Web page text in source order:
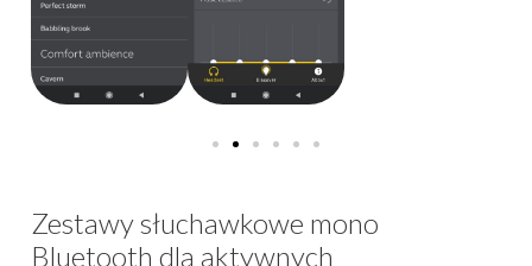
Zestawy słuchawkowe mono
Bluetooth dla aktywnych